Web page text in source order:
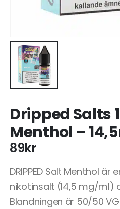
Dripped Salts
Menthol –
89kr
DRIPPED Salt Menthol
nikotinsalt (14,5 mg/ml)
Blandningen är 50/50